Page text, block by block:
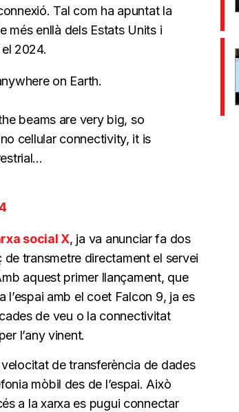
Tal com ha apuntat la
més enllà dels Estats Units i
2024.
on Earth.
beams are very big, so
cellular connectivity, it is
social X, ja va anunciar fa dos
transmetre directament el servei
aquest primer llançament, que
l’espai amb el coet Falcon 9, ja es
de veu o la connectivitat
l’any vinent.
de transferència de dades
mòbil des de l’espai. Això
a la xarxa es pugui connectar